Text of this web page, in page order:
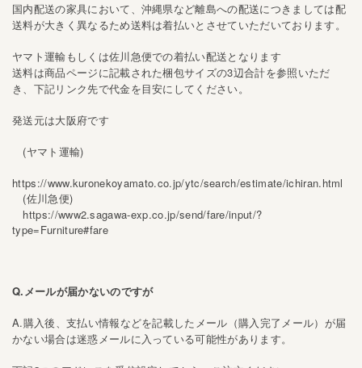
国内配送の家具において、沖縄県など離島への配送につきましては配
送料が大きく異なるため送料は着払いとさせていただいております。
ヤマト運輸もしくは佐川急便での着払い配送となります
送料は商品ページに記載された梱包サイズの3辺合計を参照いただ
き、下記リンク先で代金を目安にしてください。
発送元は大阪府です
(ヤマト運輸)
https://www.kuronekoyamato.co.jp/ytc/search/estimate/ichiran.html
(佐川急便)
https://www2.sagawa-exp.co.jp/send/fare/input/?
type=Furniture#fare
Q.メールが届かないのですが
A.購入後、支払い情報などを記載したメール（購入完了メール）が届
かない場合は迷惑メールに入っている可能性があります。